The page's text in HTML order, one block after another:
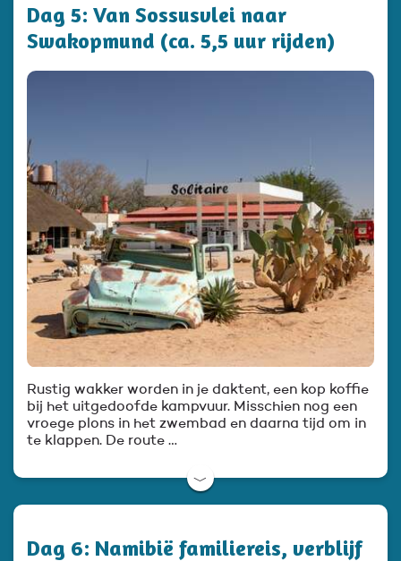
Dag 5: Van Sossusvlei naar
Swakopmund (ca. 5,5 uur rijden)
Rustig wakker worden in je daktent, een kop koffie
bij het uitgedoofde kampvuur. Misschien nog een
vroege plons in het zwembad en daarna tijd om in
te klappen. De route …
﹀
Dag 6: Namibië familiereis, verblijf